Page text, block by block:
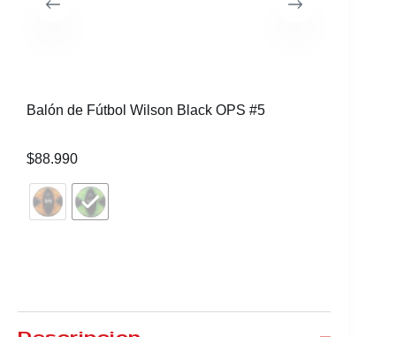
Balón de Fútbol Wilson Black OPS #5
$88.990